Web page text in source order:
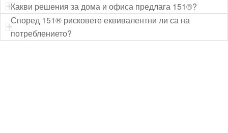
Какви решения за дома и офиса предлага 151®?
Според 151® рисковете еквивалентни ли са на
потреблението?